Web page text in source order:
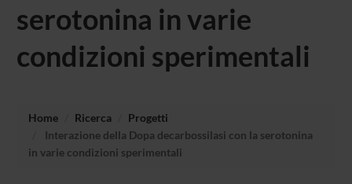
serotonina in varie
condizioni sperimentali
Home Ricerca
Progetti
Interazione della Dopa decarbossilasi con la serotonina
in varie condizioni sperimentali